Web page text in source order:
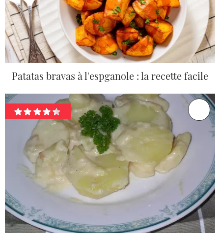
Patatas bravas à l'espganole : la recette facile